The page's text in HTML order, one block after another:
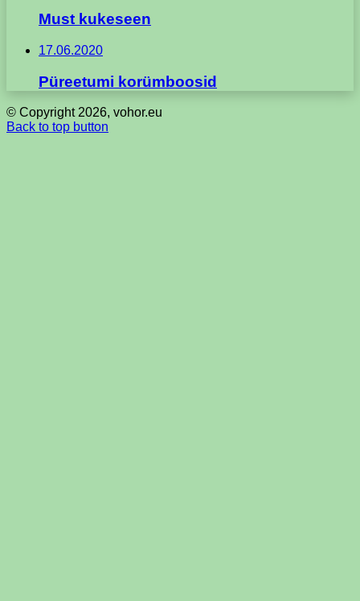
Must kukeseen
17.06.2020
Püreetumi korümboosid
© Copyright 2026, vohor.eu
Back to top button